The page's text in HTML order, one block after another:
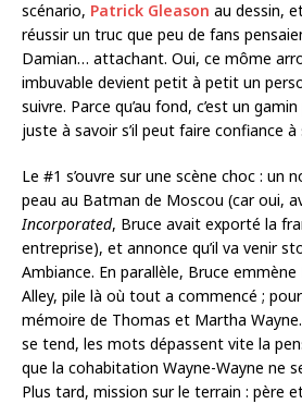
scénario, Patrick Gleason au dessin,
réussir un truc que peu de fans
Damian… attachant. Oui, ce môme
imbuvable devient petit à petit un
suivre. Parce qu’au fond, c’est un
juste à savoir s’il peut faire confiance à
Le #1 s’ouvre sur une scène choc : un
peau au Batman de Moscou (car oui,
Incorporated, Bruce avait exporté la
entreprise), et annonce qu’il va venir
Ambiance. En parallèle, Bruce
Alley, pile là où tout a commencé ;
mémoire de Thomas et Martha Wayne.
se tend, les mots dépassent vite la
que la cohabitation Wayne-Wayne ne
Plus tard, mission sur le terrain : père